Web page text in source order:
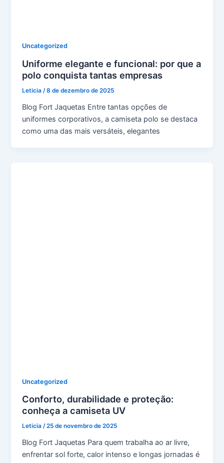
Uncategorized
Uniforme elegante e funcional: por que a
polo conquista tantas empresas
Leticia /8 de dezembro de 2025
Blog Fort Jaquetas Entre tantas opções de
uniformes corporativos, a camiseta polo se destaca
como uma das mais versáteis, elegantes
Uncategorized
Conforto, durabilidade e proteção:
conheça a camiseta UV
Leticia/25 de novembro de 2025
Blog Fort Jaquetas Para quem trabalha ao ar livre,
enfrentar sol forte, calor intenso e longas jornadas é